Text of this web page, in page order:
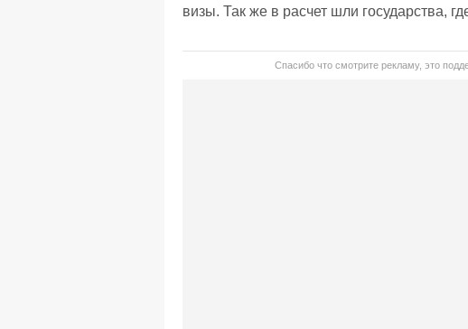
визы. Так же в расчет шли государства,
Спасибо что смотрите рекламу, это